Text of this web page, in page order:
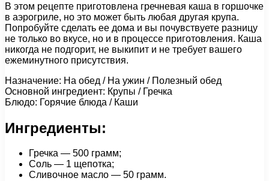
В этом рецепте приготовлена гречневая каша в горшочке
в аэрогриле, но это может быть любая другая крупа.
Попробуйте сделать ее дома и вы почувствуете разницу
не только во вкусе, но и в процессе приготовления. Каша
никогда не подгорит, не выкипит и не требует вашего
ежеминутного присутствия.
Назначение: На обед / На ужин / Полезный обед
Основной ингредиент: Крупы / Гречка
Блюдо: Горячие блюда / Каши
Ингредиенты:
Гречка — 500 грамм;
Соль — 1 щепотка;
Сливочное масло — 50 грамм.